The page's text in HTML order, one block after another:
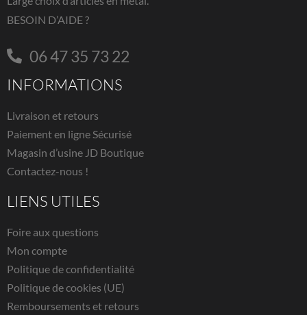
BESOIN D’AIDE ?
06 47 35 73 22
INFORMATIONS
Livraison et retours
Paiement en ligne Sécurisé
Magasin d’usine JD Boutique
Contactez-nous !
LIENS UTILES
Foire aux questions
Mon compte
Politique de confidentialité
Politique de cookies (UE)
Remboursements et retours